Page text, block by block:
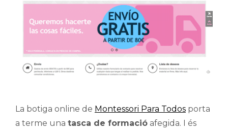
La botiga online de Montessori Para Todos porta
a terme una tasca de formació afegida. I és